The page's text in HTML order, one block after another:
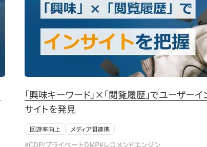
「興味キーワード」×「閲覧履歴」でユーザーイ
サイトを発見
回遊率向上 メディア間連携
#CDP/プライベートDMP#レコメンドエンジン